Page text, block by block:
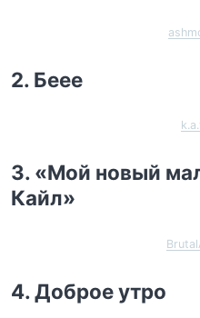
2. Беее
3. «Мой новый
Кайл»
4. Доброе утро